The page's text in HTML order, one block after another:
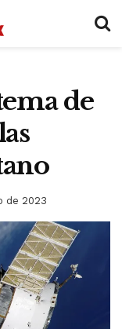
de
de 2023